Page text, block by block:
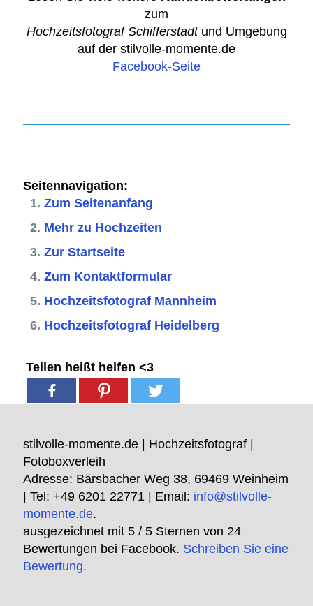
zum
Hochzeitsfotograf Schifferstadtund Umgebung
auf der stilvolle-momente.de
Facebook-Seite
Seitennavigation:
Zum Seitenanfang
Mehr zu Hochzeiten
Zur Startseite
Zum Kontaktformular
Hochzeitsfotograf Mannheim
Hochzeitsfotograf Heidelberg
Teilen heißt helfen <3
stilvolle-momente.de | Hochzeitsfotograf |
Fotoboxverleih
Adresse: Bärsbacher Weg 38, 69469 Weinheim
| Tel: +49 6201 22771 | Email: info@stilvolle-
momente.de.
ausgezeichnet mit 5 / 5 Sternen von 24
Bewertungen bei Facebook. Schreiben Sie eine
Bewertung.